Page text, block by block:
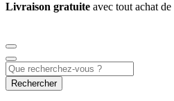
Livraison gratuite avec tout achat
Rechercher